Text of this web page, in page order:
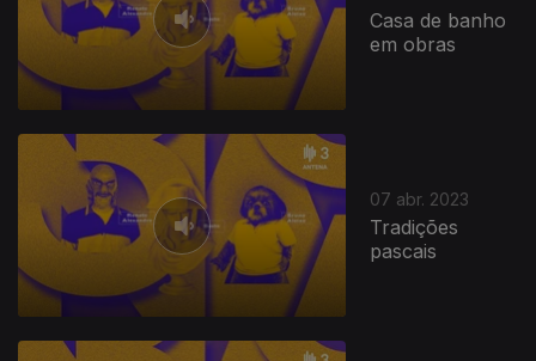
Casa de banho
em obras
07 abr. 2023
Tradições
pascais